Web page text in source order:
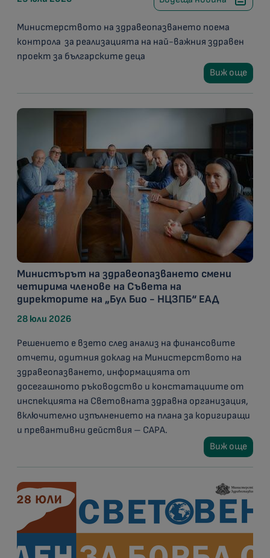
Министерството на здравеопазването поема
контрола за реализацията на най-важния здравен
проект за българските деца
Виж още
Министърът на здравеопазването смени
четирима членове на Съвета на
директорите на „Бул Био - НЦЗПБ“ ЕАД
28 юли 2026
Решението е взето след анализ на финансовите
отчети, одитния доклад на Министерството на
здравеопазването, информацията от
досегашното ръководство и констатациите от
инспекцията на Световната здравна организация,
включително изпълнението на плана за коригиращи
и превантивни действия – CAPA.
Виж още